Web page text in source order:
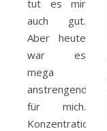
tut es mir
auch gut.
Aber heute
war es
mega
anstrengend
für mich.
Konzentration